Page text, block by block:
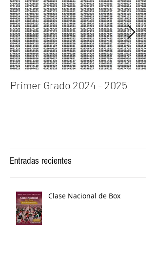
Primer Grado 2024 - 2025
Entradas recientes
Clase Nacional de Box